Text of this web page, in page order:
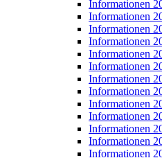
Informationen
Informationen
Informationen
Informationen
Informationen
Informationen
Informationen
Informationen
Informationen
Informationen
Informationen
Informationen
Informationen